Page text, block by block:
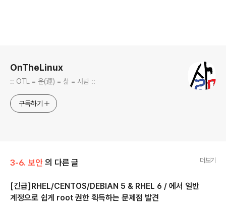
OnTheLinux
:: OTL = 운(運) = 삶 = 사람 ::
구독하기
3-6. 보안 의 다른 글 더보기
[긴급]RHEL/CENTOS/DEBIAN 5 & RHEL 6 / 에서 일반
계정으로 쉽게 root 권한 획득하는 문제점 발견